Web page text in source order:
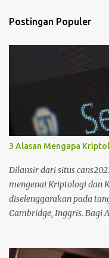
m
n
Postingan Populer
3 Alasan Mengapa
Dilansir dari situs
mengenai Kriptologi dan
diselenggarakan pada
Cambridge, Inggris. Bagi